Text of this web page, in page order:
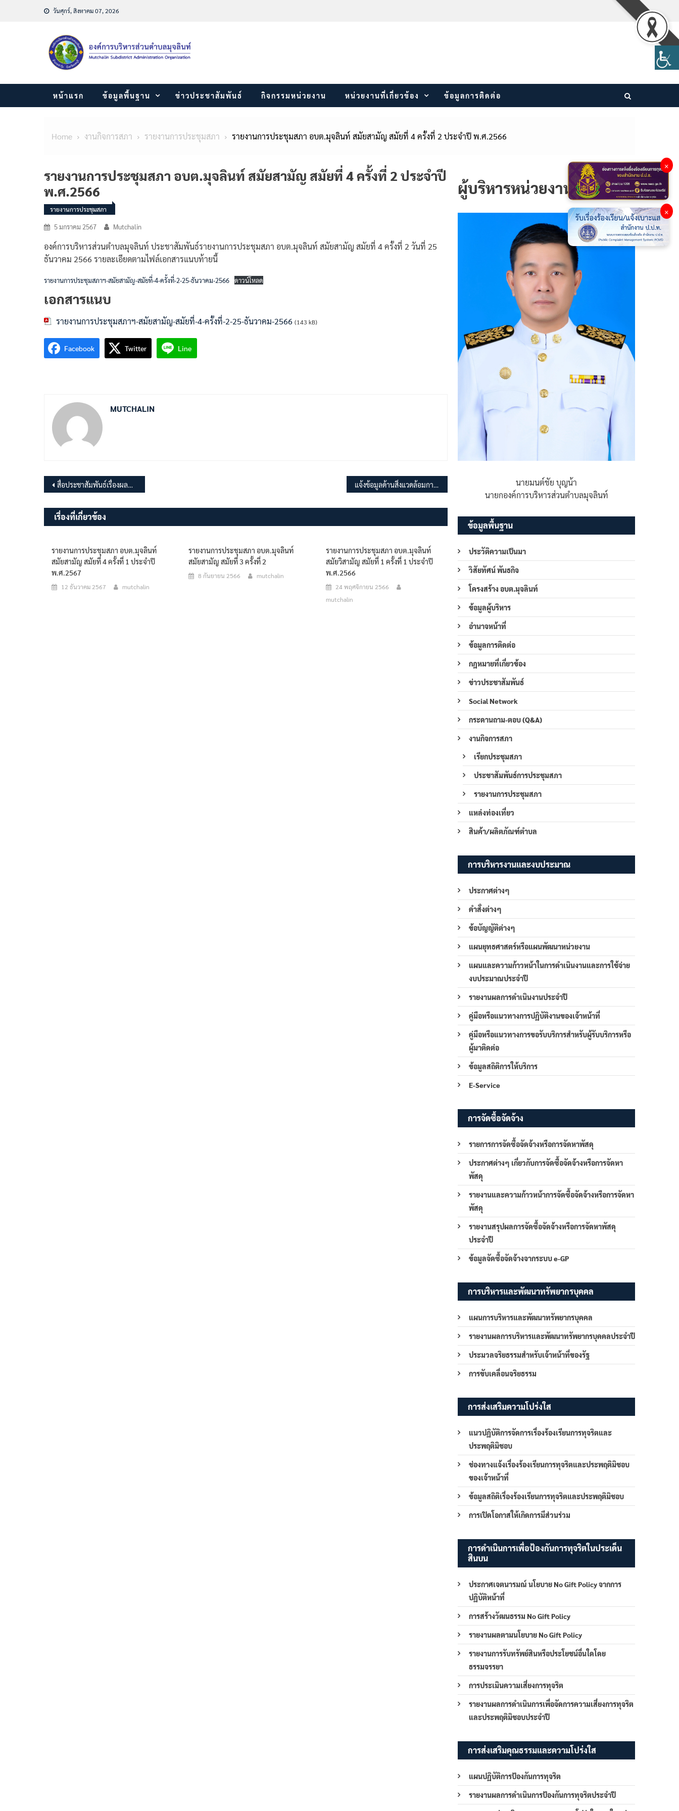
วันศุกร์, สิงหาคม 07, 2026
หน้าแรก ข้อมูลพื้นฐาน ข่าวประชาสัมพันธ์ กิจกรรมหน่วยงาน หน่วยงานที่เกี่ยวข้อง ข้อมูลการติดต่อ
Home งานกิจการสภา รายงานการประชุมสภา รายงานการประชุมสภา อบต.มุจลินท์ สมัยสามัญ สมัยที่ 4 ครั้งที่ 2 ประจำปี พ.ศ.2566
รายงานการประชุมสภา อบต.มุจลินท์ สมัยสามัญ สมัยที่ 4 ครั้งที่ 2 ประจำปี
พ.ศ.2566
รายงานการประชุมสภา
5 มกราคม 2567 Mutchalin
องค์การบริหารส่วนตำบลมุจลินท์ ประชาสัมพันธ์รายงานการประชุมสภา อบต.มุจลินท์ สมัยสามัญ สมัยที่ 4 ครั้งที่ 2 วันที่ 25
ธันวาคม 2566 รายละเอียดตามไฟล์เอกสารแนบท้ายนี้
รายงานการประชุมสภาฯ-สมัยสามัญ-สมัยที่-4-ครั้งที่-2-25-ธันวาคม-2566 ดาวน์โหลด
เอกสารแนบ
รายงานการประชุมสภาฯ-สมัยสามัญ-สมัยที่-4-ครั้งที่-2-25-ธันวาคม-2566 (143 kB)
Facebook Twitter Line
MUTCHALIN
แนะแนว
เรื่อง
สื่อประชาสัมพันธ์เรื่องผลประโยชน์ทับซ้อน แจ้งข้อมูลด้านสิ่งแวดล้อมการจัดการของเสีย พลังงานและความปลอดภัยของสินค้า บริษัทเพ็ทฟอร์ม(ไทยแลนด์)จำกัด
เรื่องที่เกี่ยวข้อง
รายงานการประชุมสภา อบต.มุจลินท์
สมัยสามัญ สมัยที่ 4 ครั้งที่ 1 ประจำปี
พ.ศ.2567
12 ธันวาคม 2567 mutchalin
รายงานการประชุมสภา อบต.มุจลินท์
สมัยสามัญ สมัยที่ 3 ครั้งที่ 2
8 กันยายน 2566 mutchalin
รายงานการประชุมสภา อบต.มุจลินท์
สมัยวิสามัญ สมัยที่ 1 ครั้งที่ 1 ประจำปี
พ.ศ.2566
24 พฤศจิกายน 2566
mutchalin
ผู้บริหารหน่วยงาน
นายมนต์ชัย บุญน้า
นายกองค์การบริหารส่วนตำบลมุจลินท์
ข้อมูลพื้นฐาน
ประวัติความเป็นมา
วิสัยทัศน์ พันธกิจ
โครงสร้าง อบต.มุจลินท์
ข้อมูลผู้บริหาร
อำนาจหน้าที่
ข้อมูลการติดต่อ
กฎหมายที่เกี่ยวข้อง
ข่าวประชาสัมพันธ์
Social Network
กระดานถาม-ตอบ (Q&A)
งานกิจการสภา
เรียกประชุมสภา
ประชาสัมพันธ์การประชุมสภา
รายงานการประชุมสภา
แหล่งท่องเที่ยว
สินค้า/ผลิตภัณฑ์ตำบล
การบริหารงานและงบประมาณ
ประกาศต่างๆ
คำสั่งต่างๆ
ข้อบัญญัติต่างๆ
แผนยุทธศาสตร์หรือแผนพัฒนาหน่วยงาน
แผนและความก้าวหน้าในการดำเนินงานและการใช้จ่าย
งบประมาณประจำปี
รายงานผลการดำเนินงานประจำปี
คู่มือหรือแนวทางการปฏิบัติงานของเจ้าหน้าที่
คู่มือหรือแนวทางการขอรับบริการสำหรับผู้รับบริการหรือ
ผู้มาติดต่อ
ข้อมูลสถิติการให้บริการ
E-Service
การจัดซื้อจัดจ้าง
รายการการจัดซื้อจัดจ้างหรือการจัดหาพัสดุ
ประกาศต่างๆ เกี่ยวกับการจัดซื้อจัดจ้างหรือการจัดหา
พัสดุ
รายงานและความก้าวหน้าการจัดซื้อจัดจ้างหรือการจัดหา
พัสดุ
รายงานสรุปผลการจัดซื้อจัดจ้างหรือการจัดหาพัสดุ
ประจำปี
ข้อมูลจัดซื้อจัดจ้างจากระบบ e-GP
การบริหารและพัฒนาทรัพยากรบุคคล
แผนการบริหารและพัฒนาทรัพยากรบุคคล
รายงานผลการบริหารและพัฒนาทรัพยากรบุคคลประจำปี
ประมวลจริยธรรมสำหรับเจ้าหน้าที่ของรัฐ
การขับเคลื่อนจริยธรรม
การส่งเสริมความโปร่งใส
แนวปฏิบัติการจัดการเรื่องร้องเรียนการทุจริตและ
ประพฤติมิชอบ
ช่องทางแจ้งเรื่องร้องเรียนการทุจริตและประพฤติมิชอบ
ของเจ้าหน้าที่
ข้อมูลสถิติเรื่องร้องเรียนการทุจริตและประพฤติมิชอบ
การเปิดโอกาสให้เกิดการมีส่วนร่วม
การดำเนินการเพื่อป้องกันการทุจริตในประเด็น
สินบน
ประกาศเจตนารมณ์ นโยบาย No Gift Policy จากการ
ปฏิบัติหน้าที่
การสร้างวัฒนธรรม No Gift Policy
รายงานผลตามนโยบาย No Gift Policy
รายงานการรับทรัพย์สินหรือประโยชน์อื่นใดโดย
ธรรมจรรยา
การประเมินความเสี่ยงการทุจริต
รายงานผลการดำเนินการเพื่อจัดการความเสี่ยงการทุจริต
และประพฤติมิชอบประจำปี
การส่งเสริมคุณธรรมและความโปร่งใส
แผนปฏิบัติการป้องกันการทุจริต
รายงานผลการดำเนินการป้องกันการทุจริตประจำปี
×
×